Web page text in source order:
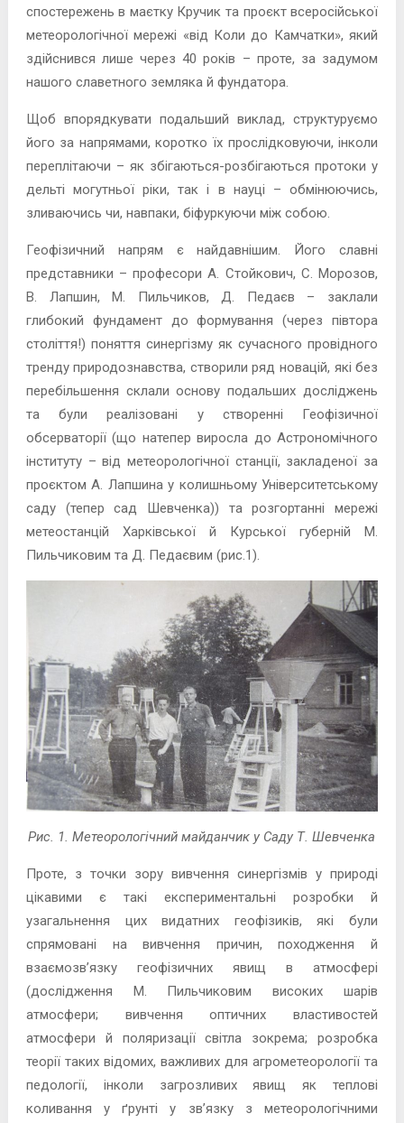
спостережень в маєтку Кручик та проєкт всеросійської
метеорологічної мережі «від Коли до Камчатки», який
здійснився лише через 40 років – проте, за задумом
нашого славетного земляка й фундатора.
Щоб впорядкувати подальший виклад, структуруємо
його за напрямами, коротко їх прослідковуючи, інколи
переплітаючи – як збігаються-розбігаються протоки у
дельті могутньої ріки, так і в науці – обмінюючись,
зливаючись чи, навпаки, біфуркуючи між собою.
Геофізичний напрям є найдавнішим. Його славні
представники – професори А. Стойкович, С. Морозов,
В. Лапшин, М. Пильчиков, Д. Педаєв – заклали
глибокий фундамент до формування (через півтора
століття!) поняття синергізму як сучасного провідного
тренду природознавства, створили ряд новацій, які без
перебільшення склали основу подальших досліджень
та були реалізовані у створенні Геофізичної
обсерваторії (що натепер виросла до Астрономічного
інституту – від метеорологічної станції, закладеної за
проєктом А. Лапшина у колишньому Університетському
саду (тепер сад Шевченка)) та розгортанні мережі
метеостанцій Харківської й Курської губерній М.
Пильчиковим та Д. Педаєвим (рис.1).
Рис. 1. Метеорологічний майданчик у Саду Т. Шевченка
Проте, з точки зору вивчення синергізмів у природі
цікавими є такі експериментальні розробки й
узагальнення цих видатних геофізиків, які були
спрямовані на вивчення причин, походження й
взаємозв’язку геофізичних явищ в атмосфері
(дослідження М. Пильчиковим високих шарів
атмосфери; вивчення оптичних властивостей
атмосфери й поляризації світла зокрема; розробка
теорії таких відомих, важливих для агрометеорології та
педології, інколи загрозливих явищ як теплові
коливання у ґрунті у зв’язку з метеорологічними